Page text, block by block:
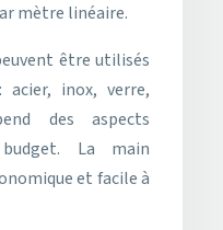
mètre linéaire.
être utilisés
acier, inox, verre,
des aspects
La main
et facile à